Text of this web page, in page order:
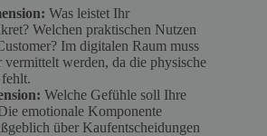
Was leistet Ihr
Welchen praktischen Nutzen
Im digitalen Raum muss
vermittelt werden, da die physische
Welche Gefühle soll Ihre
emotionale Komponente
über Kaufentscheidungen